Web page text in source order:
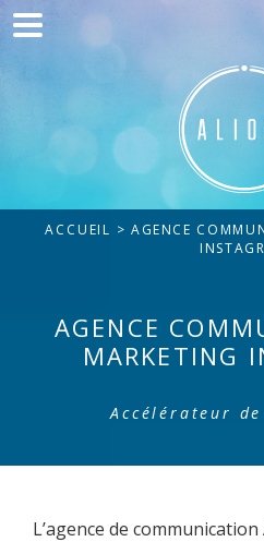
Accueil
Développement web
Acquisition de trafic
Clients
Contact
ACCUEIL > AGENCE
AGENCE
MARKETING
Accélérateur
L’agence de